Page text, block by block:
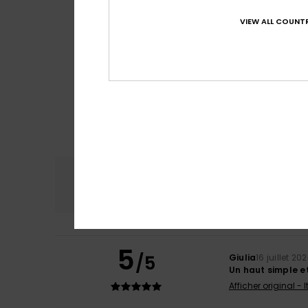
5/5 Giulia16 juillet
Un haut simple
Afficher original -
VIEW ALL